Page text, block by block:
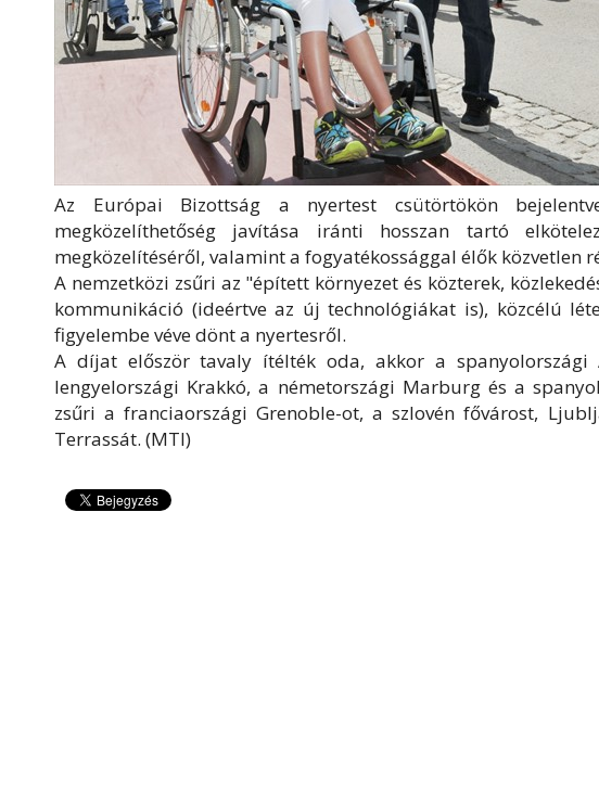
Az Európai Bizottság a nyertest csütörtökön
megközelíthetőség javítása iránti hosszan tartó
megközelítéséről, valamint a fogyatékossággal élők közvetlen
A nemzetközi zsűri az "épített környezet és közterek,
kommunikáció (ideértve az új technológiákat is), közcélú
figyelembe véve dönt a nyertesről.
A díjat először tavaly ítélték oda, akkor a
lengyelországi Krakkó, a németországi Marburg és a
zsűri a franciaországi Grenoble-ot, a szlovén fővárost,
Terrassát. (MTI)